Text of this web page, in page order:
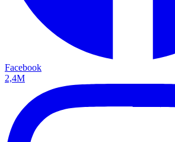
Facebook
2,4M